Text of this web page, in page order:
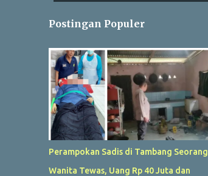
Postingan Populer
Perampokan Sadis di Tambang Seorang
Wanita Tewas, Uang Rp 40 Juta dan